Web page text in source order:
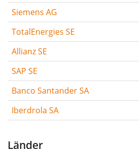
Siemens AG
TotalEnergies SE
Allianz SE
SAP SE
Banco Santander SA
Iberdrola SA
Länder